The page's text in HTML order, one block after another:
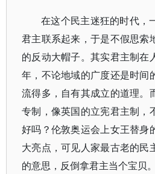
在这个民主迷狂的时代，
君主联系起来，于是不假思索
的反动大帽子。其实君主制在
年，不论地域的广度还是时间
流得多，自有其成立的道理。
专制，像英国的立宪君主制，
好吗？伦敦奥运会上女王替身
大亮点，可见人家最古老的民
的意思，反倒拿君主当个宝贝。